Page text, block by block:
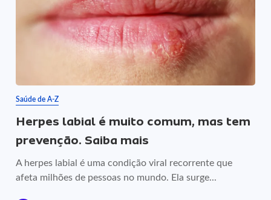
Saúde de A-Z
Herpes labial é muito comum, mas tem
prevenção. Saiba mais
A herpes labial é uma condição viral recorrente que
afeta milhões de pessoas no mundo. Ela surge...